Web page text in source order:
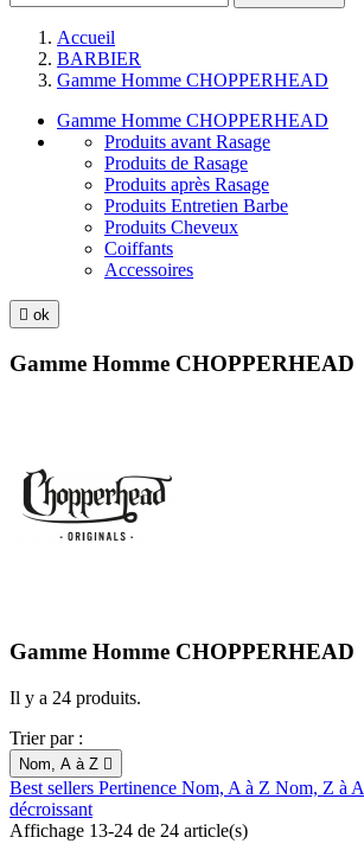
Accueil
BARBIER
Gamme Homme CHOPPERHEAD
Gamme Homme CHOPPERHEAD
Produits avant Rasage
Produits de Rasage
Produits après Rasage
Produits Entretien Barbe
Produits Cheveux
Coiffants
Accessoires
 ok
Gamme Homme CHOPPERHEAD
Gamme Homme CHOPPERHEAD
Il y a 24 produits.
Trier par :
Nom, A à Z 
Best sellers Pertinence Nom, A à Z Nom, Z à A
décroissant
Affichage 13-24 de 24 article(s)